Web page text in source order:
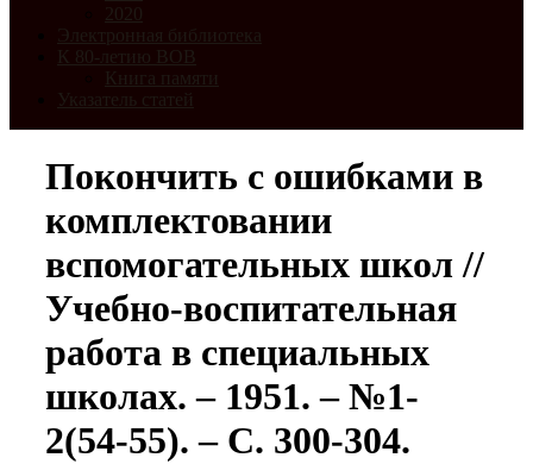
2020
Электронная библиотека
К 80-летию ВОВ
Книга памяти
Указатель статей
Покончить с ошибками в
комплектовании
вспомогательных школ //
Учебно-воспитательная
работа в специальных
школах. – 1951. – №1-
2(54-55). – С. 300-304.